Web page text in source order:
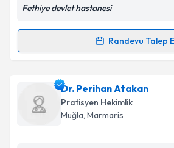
Kişisel verilerimin işlenmesine
kapsamda işlenmesini kabul
Fethiye devlet hastanesi
Randevu Talep
Randevu Takvimi Talebi
Psk. Batuhan Küçükseratiçin
oluşturun. Size bu uzmandan
takvim hazırlandığında e-posta ile
Dr. Perihan Atakan
Pratisyen Hekimlik
Muğla, Marmaris